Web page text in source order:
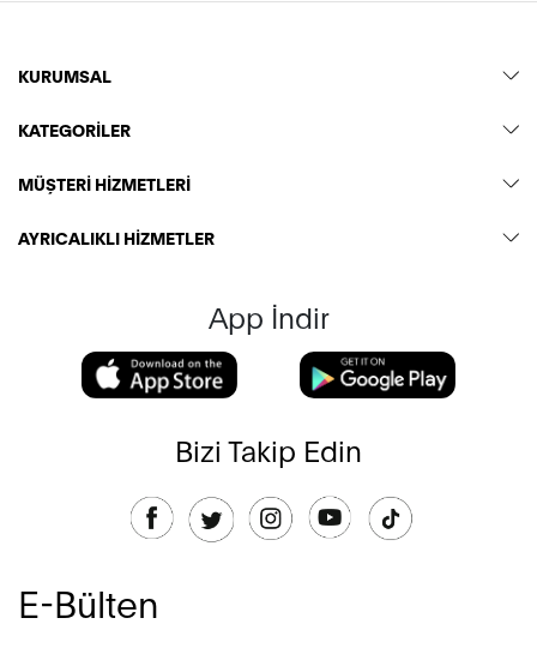
KURUMSAL
KATEGORİLER
MÜŞTERİ HİZMETLERİ
AYRICALIKLI HİZMETLER
App İndir
Bizi Takip Edin
E-Bülten